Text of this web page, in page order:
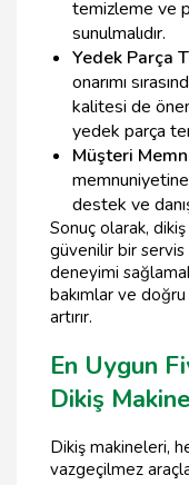
temizleme ve
sunulmalıdır.
Yedek Parça
onarımı
kalitesi de
yedek parça
Müşteri
destek ve
Sonuç olarak,
güvenilir bir servis
deneyimi
bakımlar ve
artırır.
En Uygun
Dikiş
Dikiş makineleri,
vazgeçilmez